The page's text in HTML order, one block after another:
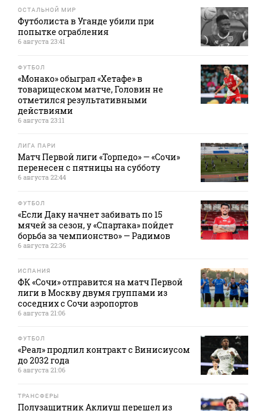
ОСТАЛЬНОЙ МИР
Футболиста в Уганде убили при
попытке ограбления
6 августа 23:41
ФУТБОЛ
«Монако» обыграл «Хетафе» в
товарищеском матче, Головин не
отметился результативными
действиями
6 августа 23:11
ЛИГА ПАРИ
Матч Первой лиги «Торпедо» — «Сочи»
перенесен с пятницы на субботу
6 августа 22:44
ФУТБОЛ
«Если Даку начнет забивать по 15
мячей за сезон, у «Спартака» пойдет
борьба за чемпионство» — Радимов
6 августа 22:36
ИСПАНИЯ
ФК «Сочи» отправится на матч Первой
лиги в Москву двумя группами из
соседних с Сочи аэропортов
6 августа 21:06
ФУТБОЛ
«Реал» продлил контракт с Винисиусом
до 2032 года
6 августа 21:06
ТРАНСФЕРЫ
Полузащитник Аклиуш перешел из